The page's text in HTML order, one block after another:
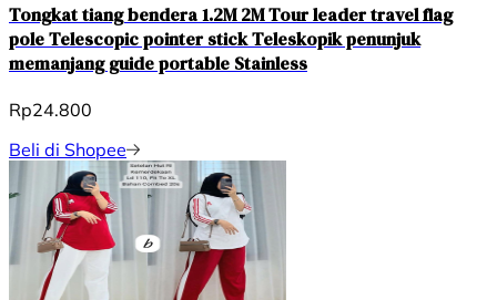
Tongkat tiang bendera 1.2M 2M Tour leader travel flag
pole Telescopic pointer stick Teleskopik penunjuk
memanjang guide portable Stainless
Rp24.800
Beli di Shopee